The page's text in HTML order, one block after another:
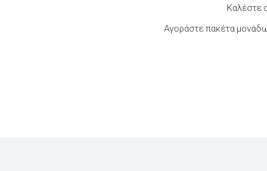
Καλέστε
Αγοράστε πακέτα